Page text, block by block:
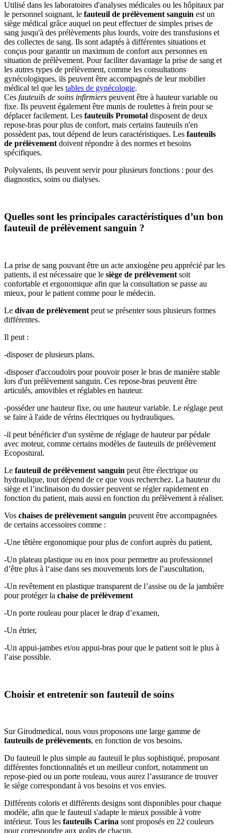
Utilisé dans les laboratoires d'analyses médicales ou les hôpitaux par
le personnel soignant, le fauteuil de prélèvement sanguin est un
siège médical grâce auquel on peut effectuer de simples prises de
sang jusqu'à des prélèvements plus lourds, voire des transfusions et
des collectes de sang. Ils sont adaptés à différentes situations et
conçus pour garantir un maximum de confort aux personnes en
situation de prélèvement. Pour faciliter davantage la prise de sang et
les autres types de prélèvement, comme les consultations
gynécologiques, ils peuvent être accompagnés de leur mobilier
médical tel que les tables de gynécologie.
Ces fauteuils de soins infirmiers peuvent être à hauteur variable ou
fixe. Ils peuvent également être munis de roulettes à frein pour se
déplacer facilement. Les fauteuils Promotal disposent de deux
repose-bras pour plus de confort, mais certains fauteuils n'en
possèdent pas, tout dépend de leurs caractéristiques. Les fauteuils
de prélèvement doivent répondre à des normes et besoins
spécifiques.
Polyvalents, ils peuvent servir pour plusieurs fonctions : pour des
diagnostics, soins ou dialyses.
Quelles sont les principales caractéristiques d’un bon
fauteuil de prélèvement sanguin ?
La prise de sang pouvant être un acte anxiogène peu apprécié par les
patients, il est nécessaire que le siège de prélèvement soit
confortable et ergonomique afin que la consultation se passe au
mieux, pour le patient comme pour le médecin.
Le divan de prélèvement peut se présenter sous plusieurs formes
différentes.
Il peut :
-disposer de plusieurs plans.
-disposer d'accoudoirs pour pouvoir poser le bras de manière stable
lors d'un prélèvement sanguin. Ces repose-bras peuvent être
articulés, amovibles et réglables en hauteur.
-posséder une hauteur fixe, ou une hauteur variable. Le réglage peut
se faire à l'aide de vérins électriques ou hydrauliques.
-il peut bénéficier d'un système de réglage de hauteur par pédale
avec moteur, comme certains modèles de fauteuils de prélèvement
Ecopostural.
Le fauteuil de prélèvement sanguin peut être électrique ou
hydraulique, tout dépend de ce que vous recherchez. La hauteur du
siège et l’inclinaison du dossier peuvent se régler rapidement en
fonction du patient, mais aussi en fonction du prélèvement à réaliser.
Vos chaises de prélèvement sanguin peuvent être accompagnées
de certains accessoires comme :
-Une têtière ergonomique pour plus de confort auprès du patient,
-Un plateau plastique ou en inox pour permettre au professionnel
d’être plus à l‘aise dans ses mouvements lors de l’auscultation,
-Un revêtement en plastique transparent de l’assise ou de la jambière
pour protéger la chaise de prélèvement
-Un porte rouleau pour placer le drap d’examen,
-Un étrier,
-Un appui-jambes et/ou appui-bras pour que le patient soit le plus à
l’aise possible.
Choisir et entretenir son fauteuil de soins
Sur Girodmedical, nous vous proposons une large gamme de
fauteuils de prélèvements, en fonction de vos besoins.
Du fauteuil le plus simple au fauteuil le plus sophistiqué, proposant
différentes fonctionnalités et un meilleur confort, notamment un
repose-pied ou un porte rouleau, vous aurez l’assurance de trouver
le siège correspondant à vos besoins et vos envies.
Différents coloris et différents designs sont disponibles pour chaque
modèle, afin que le fauteuil s'adapte le mieux possible à votre
intérieur. Tous les fauteuils Carina sont proposés en 22 couleurs
pour correspondre aux goûts de chacun.